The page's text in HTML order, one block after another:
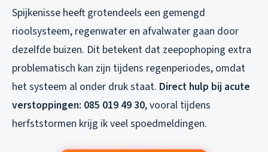
Spijkenisse heeft grotendeels een gemengd
rioolsysteem, regenwater en afvalwater gaan door
dezelfde buizen. Dit betekent dat zeepophoping extra
problematisch kan zijn tijdens regenperiodes, omdat
het systeem al onder druk staat. Direct hulp bij acute
verstoppingen: 085 019 49 30, vooral tijdens
herfststormen krijg ik veel spoedmeldingen.